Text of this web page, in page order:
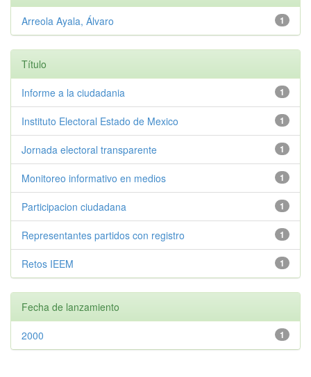
1
Arreola Ayala, Álvaro
Título
1
Informe a la ciudadania
1
Instituto Electoral Estado de Mexico
1
Jornada electoral transparente
1
Monitoreo informativo en medios
1
Participacion ciudadana
1
Representantes partidos con registro
1
Retos IEEM
Fecha de lanzamiento
1
2000